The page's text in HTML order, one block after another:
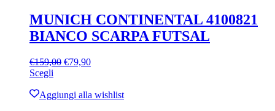
essere
scelte
nella
del
MUNICH CONTINENTAL 4100821
BIANCO SCARPA FUTSAL
€159,00 Il
era:
€79,90Il
è:
Scegli
ha
Aggiungi alla wishlist